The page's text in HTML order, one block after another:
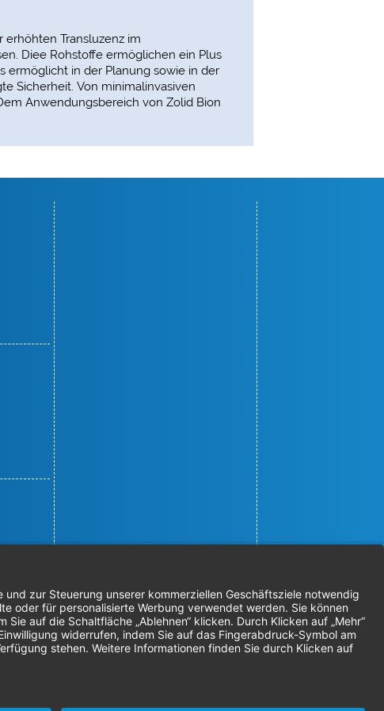
Transluzenz im
Diee Rohstoffe ermöglichen ein Plus
ermöglicht in der Planung sowie in der
Sicherheit. Von minimalinvasiven
Anwendungsbereich von Zolid Bion
© 2026 Nordenta Handelsgesellschaft